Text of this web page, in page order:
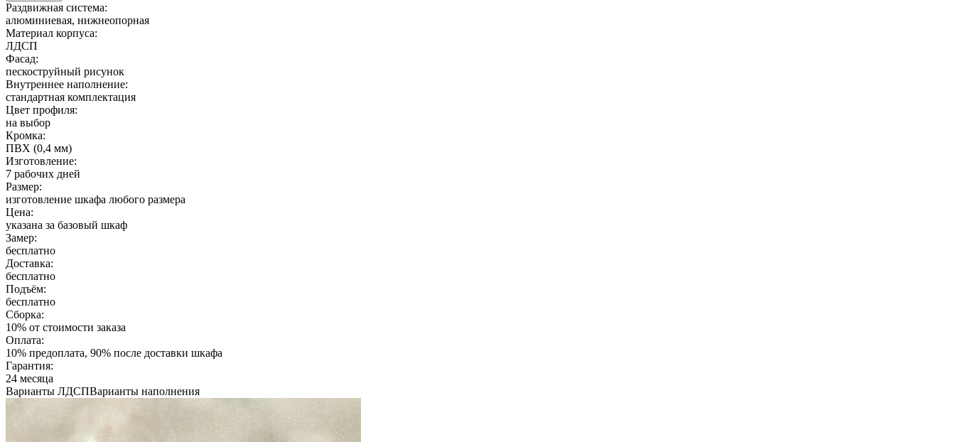
Раздвижная система:
алюминиевая, нижнеопорная
Материал корпуса:
ЛДСП
Фасад:
пескоструйный рисунок
Внутреннее наполнение:
стандартная комплектация
Цвет профиля:
на выбор
Кромка:
ПВХ (0,4 мм)
Изготовление:
7 рабочих дней
Размер:
изготовление шкафа любого размера
Цена:
указана за базовый шкаф
Замер:
бесплатно
Доставка:
бесплатно
Подъём:
бесплатно
Сборка:
10% от стоимости заказа
Оплата:
10% предоплата, 90% после доставки шкафа
Гарантия:
24 месяца
Варианты ЛДСПВарианты наполнения